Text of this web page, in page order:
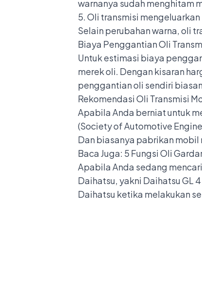
warnanya sudah menghitam
5. Oli transmisi
Selain perubahan warna, oli
Biaya Penggantian Oli
Untuk estimasi biaya
merek oli. Dengan kisaran
penggantian oli sendiri
Rekomendasi Oli Transmisi
Apabila Anda berniat untuk
(Society of Automotive
Dan biasanya pabrikan mobil
Baca Juga: 5 Fungsi Oli
Apabila Anda sedang
Daihatsu, yakni Daihatsu GL
Daihatsu ketika melakukan